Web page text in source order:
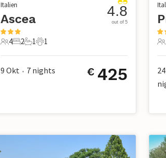
Italien
Ascea
4 Gäste
4
2 Schlafzimmer
2
1 Badezimmer
1
1 Haustier
1
4.8
out of 5
9 Okt • 7 nights € 425